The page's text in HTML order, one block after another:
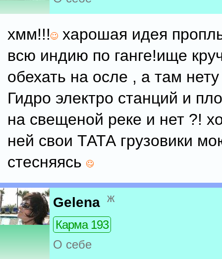
хмм!!!
харошая идея
всю индию по ганге!ище
обехать на осле , а там
Гидро электро станций и
на свещеной реке и нет ?!
ней свои ТАТА грузовики
стесняясь
Gelena ж
Карма 193
О себе